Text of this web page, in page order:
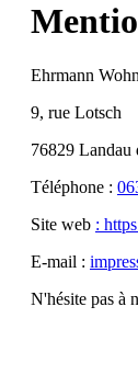
Ehrmann
9, rue Lotsch
76829 Landau
Téléphone :
Site web :
E-mail :
N'hésite pas à